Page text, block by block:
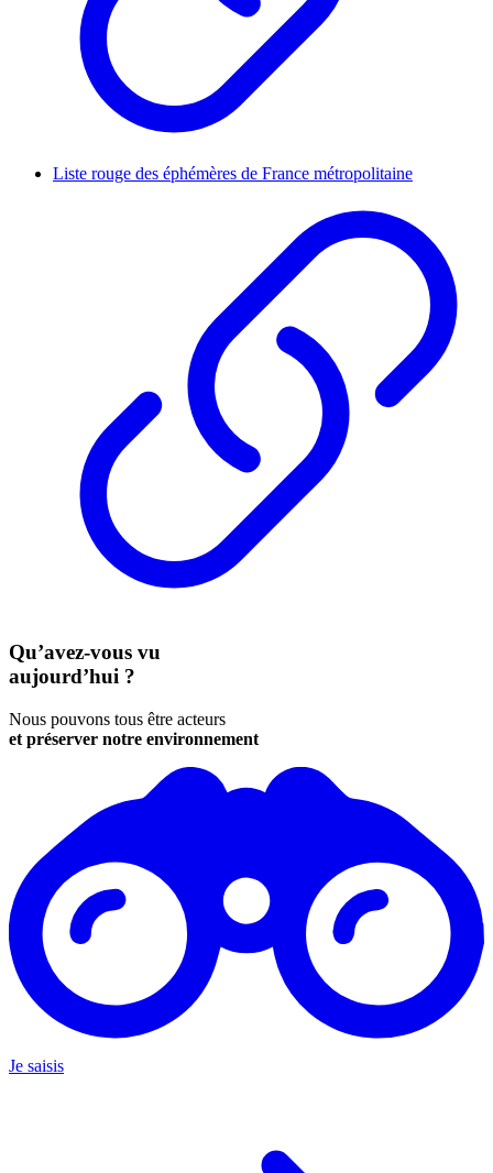
Liste rouge des éphémères de France métropolitaine
Qu’avez-vous vu
aujourd’hui ?
Nous pouvons tous être acteurs
et préserver notre environnement
Je saisis